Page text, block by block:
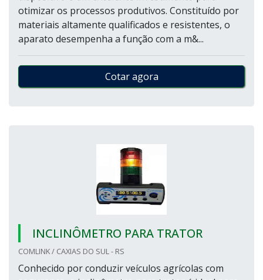
otimizar os processos produtivos. Constituído por
materiais altamente qualificados e resistentes, o
aparato desempenha a função com a m&...
Cotar agora
INCLINÔMETRO PARA TRATOR
COMLINK / CAXIAS DO SUL - RS
Conhecido por conduzir veículos agrícolas com